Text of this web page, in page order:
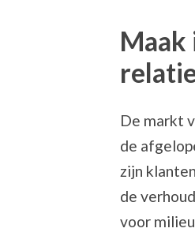
De markt
de
zijn
de
voor